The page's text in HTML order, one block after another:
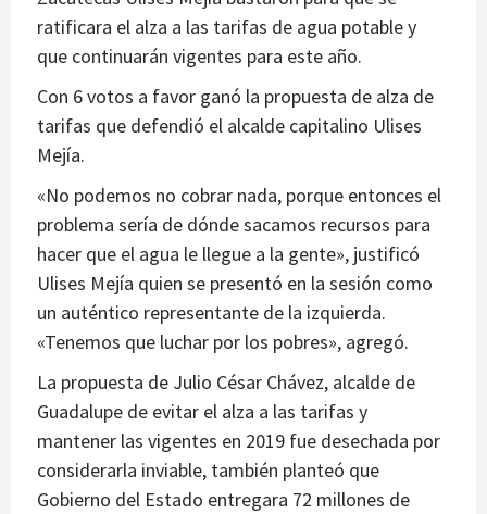
ratificara el alza a las tarifas de agua potable y
que continuarán vigentes para este año.
Con 6 votos a favor ganó la propuesta de alza de
tarifas que defendió el alcalde capitalino Ulises
Mejía.
«No podemos no cobrar nada, porque entonces el
problema sería de dónde sacamos recursos para
hacer que el agua le llegue a la gente», justificó
Ulises Mejía quien se presentó en la sesión como
un auténtico representante de la izquierda.
«Tenemos que luchar por los pobres», agregó.
La propuesta de Julio César Chávez, alcalde de
Guadalupe de evitar el alza a las tarifas y
mantener las vigentes en 2019 fue desechada por
considerarla inviable, también planteó que
Gobierno del Estado entregara 72 millones de